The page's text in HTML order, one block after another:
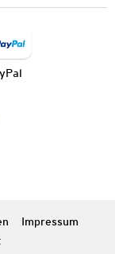
Impressum